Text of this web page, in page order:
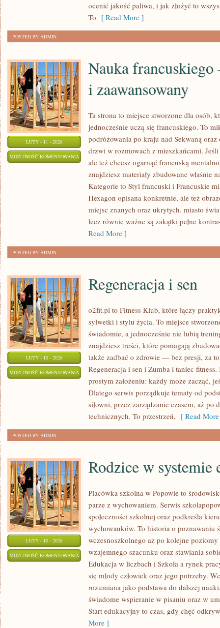
ocenić jakość paliwa, i jak złożyć to
To [ Read More ]
POSTED BY ADMIN
LUTY - 11 - 2026
MOŻLIWOŚĆ KOMENTOWANIA
ZAAWANSOWANY
Nauka
i zaawansowany
Ta strona to miejsce stworzone dla osób,
jednocześnie uczą się francuskiego. To
podróżowania po kraju nad Sekwaną
drzwi w rozmowach z mieszkańcami.
ale też chcesz ogarnąć francuską
znajdziesz materiały zbudowane właśnie
Kategorie to Styl francuski i Francuskie
Hexagon opisana konkretnie, ale też
miejsc znanych oraz ukrytych. miasto
lecz równie ważne są zakątki pełne
Read More ]
POSTED BY ADMIN
LUTY - 10 - 2026
MOŻLIWOŚĆ KOMENTOWANIA REGENERACJA
Regeneracja i sen
o2fit.pl to Fitness Klub, które łączy
sylwetki i stylu życia. To miejsce
świadomie, a jednocześnie nie lubią
znajdziesz treści, które pomagają
także zadbać o zdrowie — bez presji, za
Regeneracja i sen i Zumba i taniec
prostym założeniu: każdy może zacząć,
Dlatego serwis porządkuje tematy od
siłowni, przez zarządzanie czasem, aż po
technicznych. To przestrzeń, [ Read
POSTED BY ADMIN
LUTY - 10 - 2026
MOŻLIWOŚĆ KOMENTOWANIA RODZICE
SYSTEMIE
EDUKACJI
Rodzice w systemie
Placówka szkolna w Popowie to
parze z wychowaniem. Serwis
społeczności szkolnej oraz podkreśla
wychowanków. To historia o poznawaniu
wczesnoszkolnego aż po kolejne
wzajemnego szacunku oraz stawiania
Edukacja w liczbach i Szkoła a rynek
się młody człowiek oraz jego potrzeby.
rozumiana jako podstawa do dalszej
świadome wspieranie w pisaniu oraz w
Start edukacyjny to czas, gdy chęć
More ]